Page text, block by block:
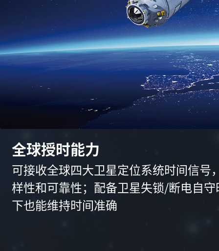
全球授时能力
可接收全球四大卫星定位系统时间信号
样性和可靠性；配备卫星失锁/断电自
下也能维持时间准确